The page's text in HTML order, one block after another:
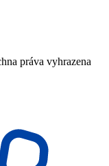
práva vyhrazena